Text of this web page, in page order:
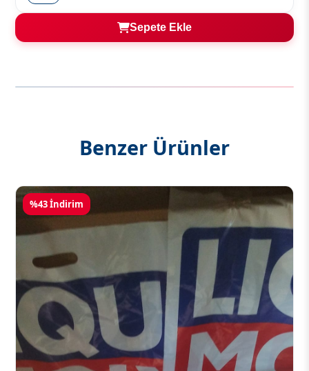
Sepete Ekle
Benzer Ürünler
%43 İndirim